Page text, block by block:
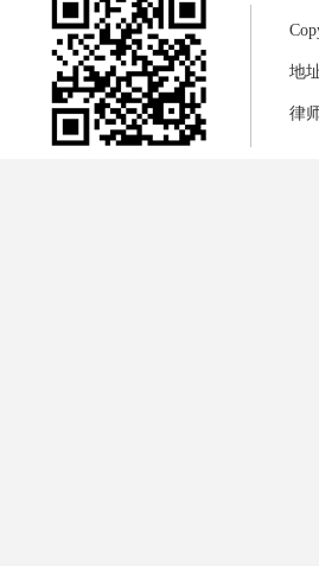
地
律